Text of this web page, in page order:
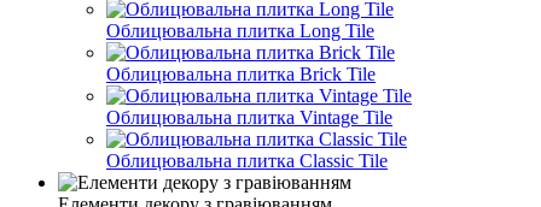
Облицювальна плитка Long Tile
Облицювальна плитка Brick Tile
Облицювальна плитка Vintage Tile
Облицювальна плитка Classic Tile